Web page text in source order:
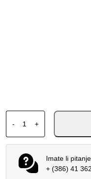
-
ALPINESTARS MX
+
Imate li
+ (386) 41